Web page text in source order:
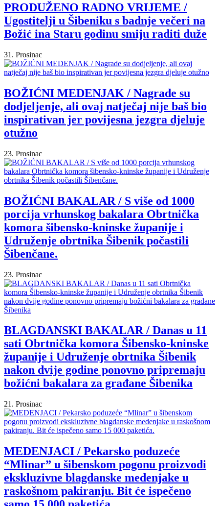
PRODUŽENO RADNO VRIJEME /
Ugostitelji u Šibeniku s badnje večeri na
Božić ina Staru godinu smiju raditi duže
31. Prosinac
BOŽIĆNI MEDENJAK / Nagrade su
dodjeljenje, ali ovaj natječaj nije baš bio
inspirativan jer povijesna jezgra djeluje
otužno
23. Prosinac
BOŽIĆNI BAKALAR / S više od 1000
porcija vrhunskog bakalara Obrtnička
komora šibensko-kninske županije i
Udruženje obrtnika Šibenik počastili
Šibenčane.
23. Prosinac
BLAGDANSKI BAKALAR / Danas u 11
sati Obrtnička komora Šibensko-kninske
županije i Udruženje obrtnika Šibenik
nakon dvije godine ponovno pripremaju
božićni bakalara za građane Šibenika
21. Prosinac
MEDENJACI / Pekarsko poduzeće
“Mlinar” u šibenskom pogonu proizvodi
ekskluzivne blagdanske medenjake u
raskošnom pakiranju. Bit će ispečeno